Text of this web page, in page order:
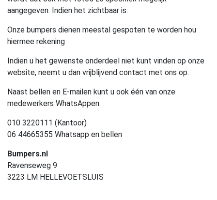
aangegeven. Indien het zichtbaar is.
Onze bumpers dienen meestal gespoten te worden hou
hiermee rekening
Indien u het gewenste onderdeel niet kunt vinden op onze
website, neemt u dan vrijblijvend contact met ons op.
Naast bellen en E-mailen kunt u ook één van onze
medewerkers WhatsAppen.
010 3220111 (Kantoor)
06 44665355 Whatsapp en bellen
Bumpers.nl
Ravenseweg 9
3223 LM HELLEVOETSLUIS